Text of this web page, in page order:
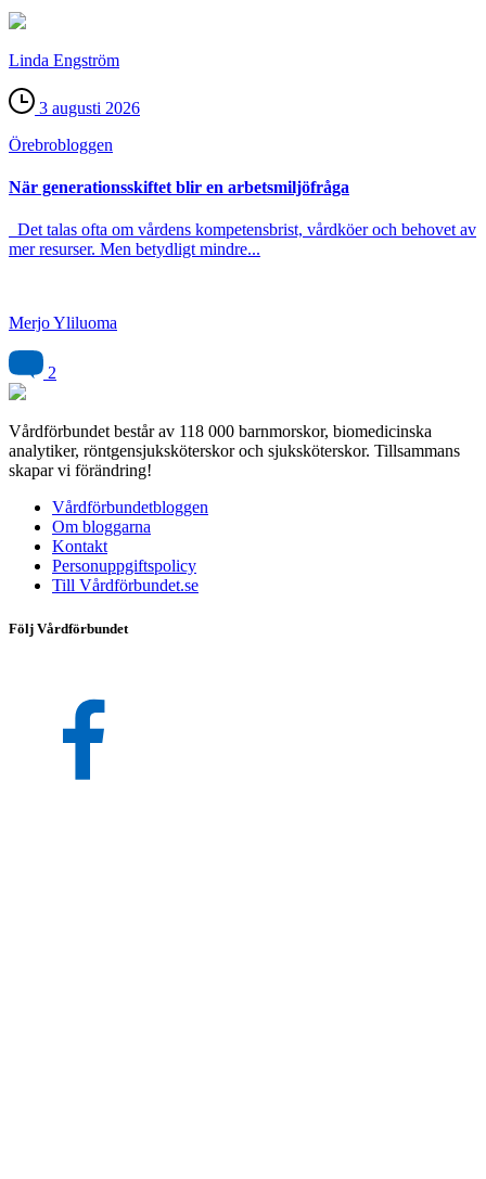
Linda Engström
3 augusti 2026
Örebro­bloggen
När generationsskiftet blir en arbetsmiljöfråga
Det talas ofta om vårdens kompetensbrist, vårdköer och behovet av
mer resurser. Men betydligt mindre...
Merjo Yliluoma
2
Vårdförbundet består av 118 000 barnmorskor, biomedicinska
analytiker, röntgensjuksköterskor och sjuksköterskor. Tillsammans
skapar vi förändring!
Vårdförbundetbloggen
Om bloggarna
Kontakt
Personuppgiftspolicy
Till Vårdförbundet.se
Följ Vårdförbundet